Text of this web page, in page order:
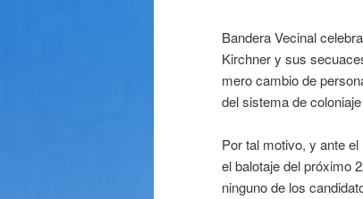
Bandera Vecinal
Kirchner y sus
mero cambio de
del sistema de
Por tal motivo, y ante
el balotaje del próximo
ninguno de los